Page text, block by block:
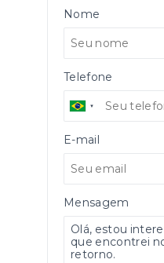
Nome
Telefone
E-mail
Mensagem